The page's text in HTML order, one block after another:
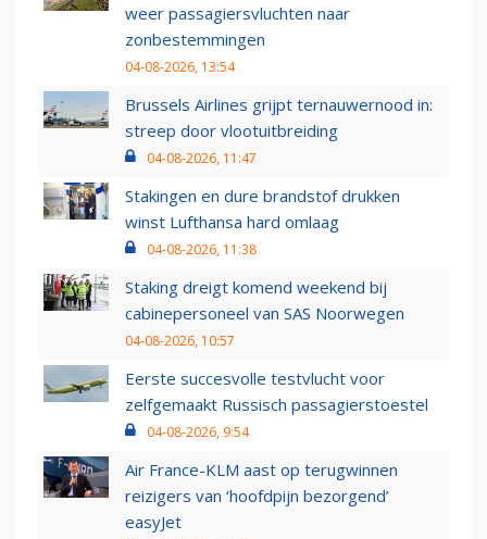
weer passagiersvluchten naar
zonbestemmingen
04-08-2026, 13:54
Brussels Airlines grijpt ternauwernood in:
streep door vlootuitbreiding
04-08-2026, 11:47
Stakingen en dure brandstof drukken
winst Lufthansa hard omlaag
04-08-2026, 11:38
Staking dreigt komend weekend bij
cabinepersoneel van SAS Noorwegen
04-08-2026, 10:57
Eerste succesvolle testvlucht voor
zelfgemaakt Russisch passagierstoestel
04-08-2026, 9:54
Air France-KLM aast op terugwinnen
reizigers van ‘hoofdpijn bezorgend’
easyJet